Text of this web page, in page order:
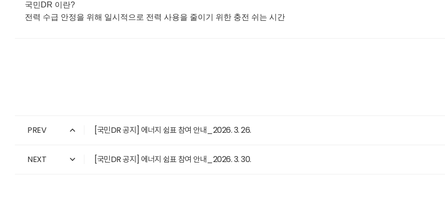
국민DR 이란?
전력 수급 안정을 위해 일시적으로 전력 사용을 줄이기 위한 충전 쉬는 시간
PREV [국민DR 공지] 에너지 쉼표 참여 안내_2026. 3. 26.
NEXT [국민DR 공지] 에너지 쉼표 참여 안내_2026. 3. 30.